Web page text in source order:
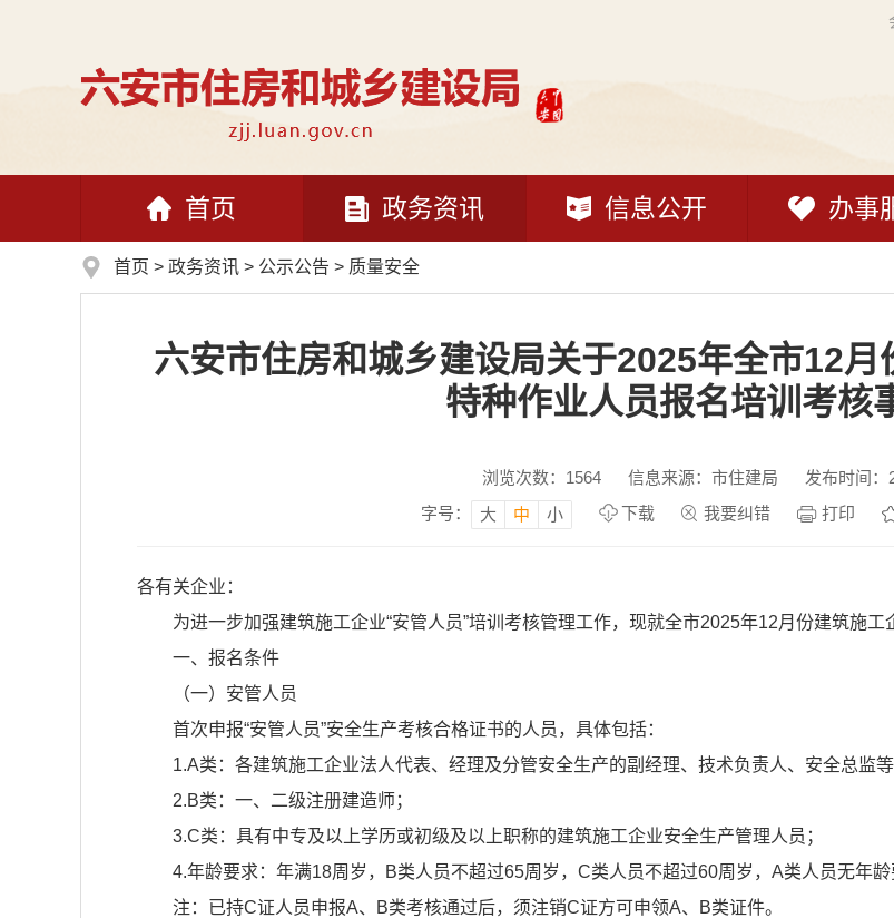
首页 政务资讯 信息公开 办事
首页 > 政务资讯 > 公示公告 > 质量安全
六安市住房和城乡建设局关于2025年全市12月
特种作业人员报名培训考核
浏览次数： 1564 信息来源：市住建局
发布时间：
字号：
大 中 小 下载 我要纠错 打印
各有关企业：
为进一步加强建筑施工企业“安管人员”培训考核管理工作，现就全市2025年12月份建筑施工
一、报名条件
（一）安管人员
首次申报“安管人员”安全生产考核合格证书的人员，具体包括：
1.A类：各建筑施工企业法人代表、经理及分管安全生产的副经理、技术负责人、安全总监等
2.B类：一、二级注册建造师；
3.C类：具有中专及以上学历或初级及以上职称的建筑施工企业安全生产管理人员；
4.年龄要求：年满18周岁，B类人员不超过65周岁，C类人员不超过60周岁，A类人员无年龄
注：已持C证人员申报A、B类考核通过后，须注销C证方可申领A、B类证件。